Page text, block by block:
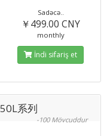
Sadəcə..
￥499.00 CNY
monthly
İndi sifariş et
系列
-100 Mövcuddur